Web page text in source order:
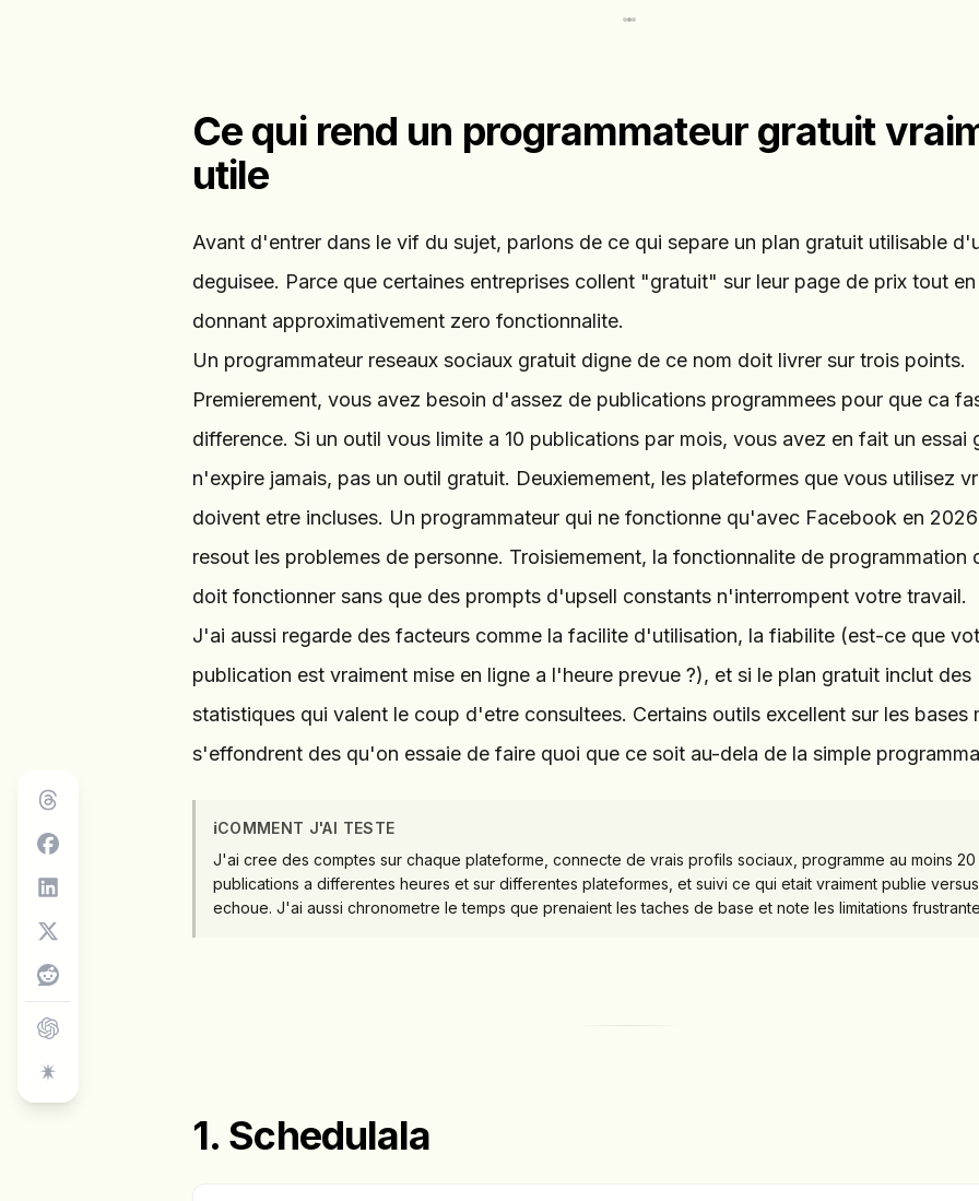
Ce qui rend un programmateur gratuit
utile
Avant d'entrer dans le vif du sujet, parlons de ce qui separe un plan gratuit utilisable
deguisee. Parce que certaines entreprises collent "gratuit" sur leur page de prix tout
donnant approximativement zero fonctionnalite.
Un programmateur reseaux sociaux gratuit digne de ce nom doit livrer sur trois points.
Premierement, vous avez besoin d'assez de publications programmees pour que ca
difference. Si un outil vous limite a 10 publications par mois, vous avez en fait un essai
n'expire jamais, pas un outil gratuit. Deuxiemement, les plateformes que vous utilisez
doivent etre incluses. Un programmateur qui ne fonctionne qu'avec Facebook en
resout les problemes de personne. Troisiemement, la fonctionnalite de programmation
doit fonctionner sans que des prompts d'upsell constants n'interrompent votre travail.
J'ai aussi regarde des facteurs comme la facilite d'utilisation, la fiabilite (est-ce que
publication est vraiment mise en ligne a l'heure prevue ?), et si le plan gratuit inclut des
statistiques qui valent le coup d'etre consultees. Certains outils excellent sur les bases
s'effondrent des qu'on essaie de faire quoi que ce soit au-dela de la simple
ℹ️COMMENT J'AI TESTE
J'ai cree des comptes sur chaque plateforme, connecte de vrais profils sociaux, programme au moins 20
publications a differentes heures et sur differentes plateformes, et suivi ce qui etait vraiment publie
echoue. J'ai aussi chronometre le temps que prenaient les taches de base et note les limitations
1. Schedulala